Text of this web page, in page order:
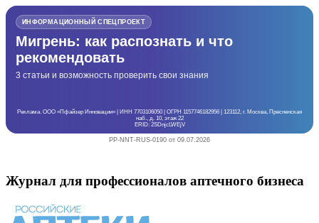
ИНФОРМАЦИОННЫЙ СПЕЦПРОЕКТ
Мигрень: как распознать и что
рекомендовать
3 статьи и возможность проверить свои знания
Реклама. ООО «Пфайзер Инновации» | ИНН 7703106050 | ОГРН 1157746182956 | 123112, г. Москва, Пресненская
наб., д. 10, этаж 22
ERID: 2SDnjcLWEjV
PP-NNT-RUS-0190 от 09.07.2026
Журнал для профессионалов аптечного бизнеса